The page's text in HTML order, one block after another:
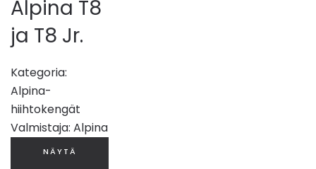
Alpina T8
ja T8 Jr.
Kategoria:
Alpina-
hiihtokengät
Valmistaja: Alpina
NÄYTÄ